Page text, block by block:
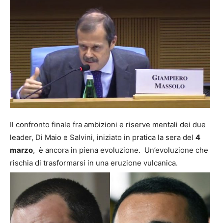
Il confronto finale fra ambizioni e riserve mentali dei due
leader, Di Maio e Salvini, iniziato in pratica la sera del 4
marzo, è ancora in piena evoluzione. Un’evoluzione che
rischia di trasformarsi in una eruzione vulcanica.